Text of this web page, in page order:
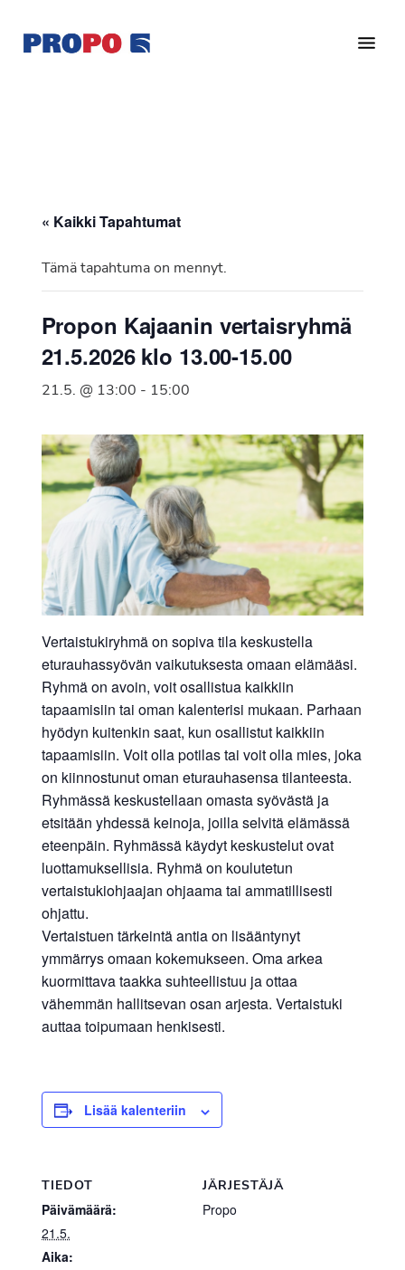
pääsisältöön
alatunnisteeseen
Ry
vuonna
Suomen
jäsenjärjestö.
« Kaikki Tapahtumat
Tämä tapahtuma on mennyt.
Propon Kajaanin vertaisryhmä
21.5.2026 klo 13.00-15.00
21.5. @ 13:00 - 15:00
Vertaistukiryhmä on sopiva tila keskustella
eturauhassyövän vaikutuksesta omaan elämääsi.
Ryhmä on avoin, voit osallistua kaikkiin
tapaamisiin tai oman kalenterisi mukaan. Parhaan
hyödyn kuitenkin saat, kun osallistut kaikkiin
tapaamisiin. Voit olla potilas tai voit olla mies, joka
on kiinnostunut oman eturauhasensa tilanteesta.
Ryhmässä keskustellaan omasta syövästä ja
etsitään yhdessä keinoja, joilla selvitä elämässä
eteenpäin. Ryhmässä käydyt keskustelut ovat
luottamuksellisia. Ryhmä on koulutetun
vertaistukiohjaajan ohjaama tai ammatillisesti
ohjattu.
Vertaistuen tärkeintä antia on lisääntynyt
ymmärrys omaan kokemukseen. Oma arkea
kuormittava taakka suhteellistuu ja ottaa
vähemmän hallitsevan osan arjesta. Vertaistuki
auttaa toipumaan henkisesti.
Lisää kalenteriin
TIEDOT
Päivämäärä:
21.5.
Aika:
JÄRJESTÄJÄ
Propo